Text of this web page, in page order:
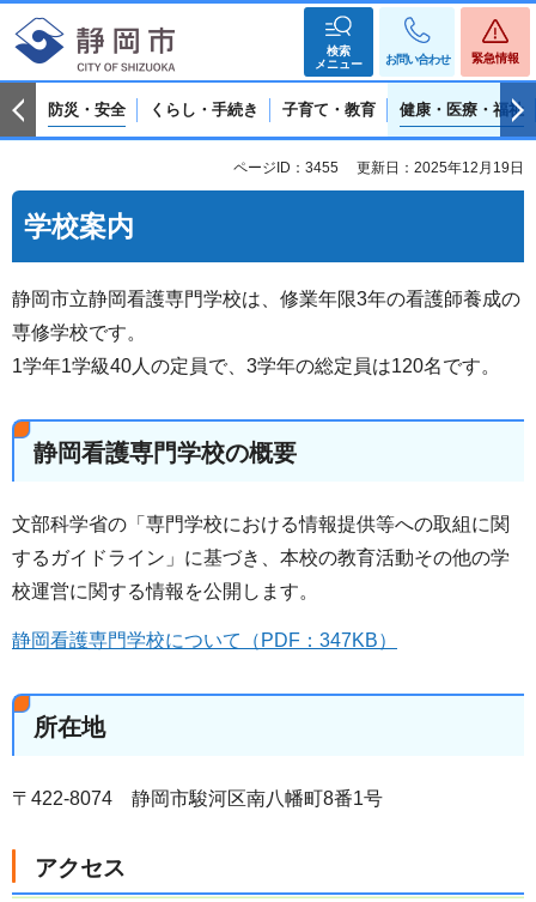
検索
メニュー
お問い合わせ 緊急情報
防災・安全 くらし・手続き 子育て・教育 健康・医療・福祉
ページID：3455 更新日：2025年12月19日
学校案内
静岡市立静岡看護専門学校は、修業年限3年の看護師養成の
専修学校です。
1学年1学級40人の定員で、3学年の総定員は120名です。
静岡看護専門学校の概要
文部科学省の「専門学校における情報提供等への取組に関
するガイドライン」に基づき、本校の教育活動その他の学
校運営に関する情報を公開します。
静岡看護専門学校について（PDF：347KB）
所在地
〒422-8074 静岡市駿河区南八幡町8番1号
アクセス